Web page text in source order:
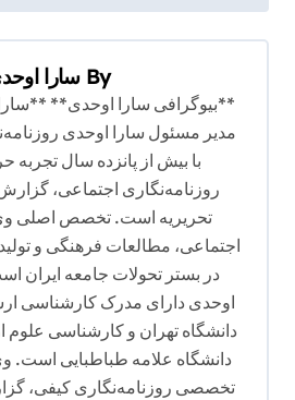
By سارا
**بیوگرافی سارا اوحدی**
مدیر مسئول سارا اوحدی
با بیش از پانزده سال تجربه
روزنامه‌نگاری اجتماعی،
تحریریه است. تخصص اصلی
اجتماعی، مطالعات فرهنگی و
در بستر تحولات جامعه ایران
اوحدی دارای مدرک کارشناسی
دانشگاه تهران و کارشناسی علوم
دانشگاه علامه طباطبایی است.
تخصصی روزنامه‌نگاری کیفی،